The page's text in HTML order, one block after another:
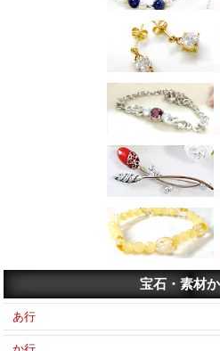
宝石・素材
あ行